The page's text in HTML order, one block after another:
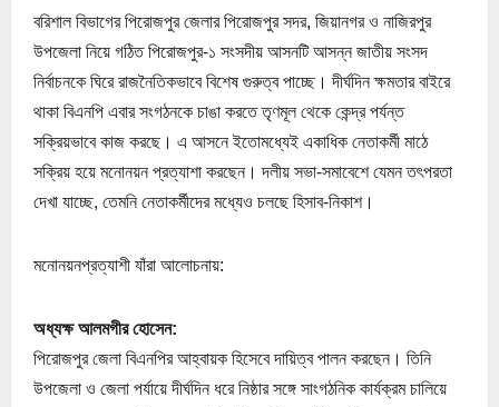
বরিশাল বিভাগের পিরোজপুর জেলার পিরোজপুর সদর, জিয়ানগর ও নাজিরপুর
উপজেলা নিয়ে গঠিত পিরোজপুর-১ সংসদীয় আসনটি আসন্ন জাতীয় সংসদ
নির্বাচনকে ঘিরে রাজনৈতিকভাবে বিশেষ গুরুত্ব পাচ্ছে। দীর্ঘদিন ক্ষমতার বাইরে
থাকা বিএনপি এবার সংগঠনকে চাঙা করতে তৃণমূল থেকে কেন্দ্র পর্যন্ত
সক্রিয়ভাবে কাজ করছে। এ আসনে ইতোমধ্যেই একাধিক নেতাকর্মী মাঠে
সক্রিয় হয়ে মনোনয়ন প্রত্যাশা করছেন। দলীয় সভা-সমাবেশে যেমন তৎপরতা
দেখা যাচ্ছে, তেমনি নেতাকর্মীদের মধ্যেও চলছে হিসাব-নিকাশ।
মনোনয়নপ্রত্যাশী যাঁরা আলোচনায়:
অধ্যক্ষ আলমগীর হোসেন:
পিরোজপুর জেলা বিএনপির আহ্বায়ক হিসেবে দায়িত্ব পালন করছেন। তিনি
উপজেলা ও জেলা পর্যায়ে দীর্ঘদিন ধরে নিষ্ঠার সঙ্গে সাংগঠনিক কার্যক্রম চালিয়ে